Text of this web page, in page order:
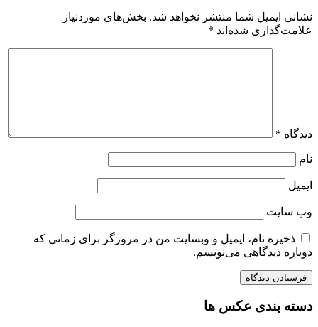
نشانی ایمیل شما منتشر نخواهد شد. بخش‌های موردنیاز
علامت‌گذاری شده‌اند *
دیدگاه *
نام
ایمیل
وب‌ سایت
ذخیره نام، ایمیل و وبسایت من در مرورگر برای زمانی که
دوباره دیدگاهی می‌نویسم.
دسته بندی عکس ها